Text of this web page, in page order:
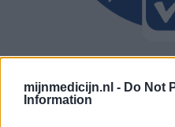
mijnmedicijn.nl - Do Not
Information